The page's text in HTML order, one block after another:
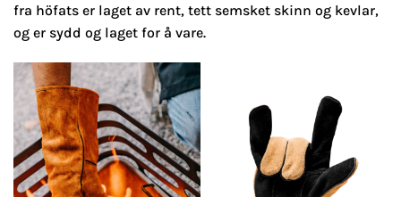
fra höfats er laget av rent, tett semsket skinn og kevlar,
og er sydd og laget for å vare.